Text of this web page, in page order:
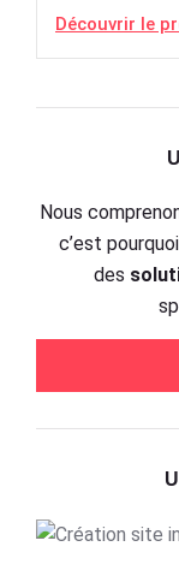
Découvrir le
Nous
c’est
des